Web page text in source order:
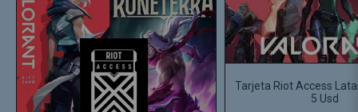
Tarjeta Riot Access
5 Usd